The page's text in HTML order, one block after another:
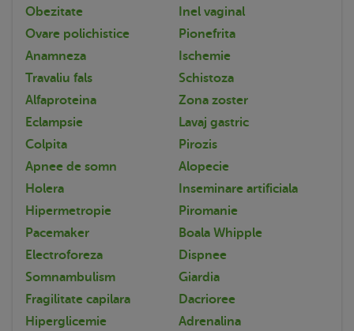
Obezitate
Inel vaginal
Ovare polichistice
Pionefrita
Anamneza
Ischemie
Travaliu fals
Schistoza
Alfaproteina
Zona zoster
Eclampsie
Lavaj gastric
Colpita
Pirozis
Apnee de somn
Alopecie
Holera
Inseminare artificiala
Hipermetropie
Piromanie
Pacemaker
Boala Whipple
Electroforeza
Dispnee
Somnambulism
Giardia
Fragilitate capilara
Dacrioree
Hiperglicemie
Adrenalina